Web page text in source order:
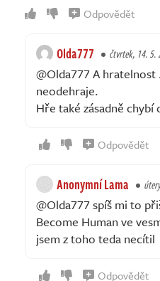
Odpovědět
Olda777 čtvrtek, 14. 5.
@Olda777 A
neodehraje.
Hře také zásadně
Odpovědět
Anonymní Lama
@Olda777 spíš mi to
Become Human ve
jsem z toho teda necítil
Odpovědět